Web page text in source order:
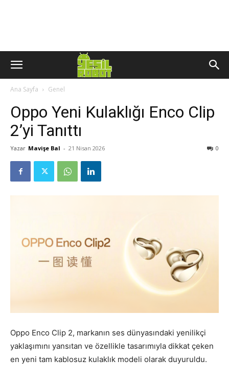
Ana Sayfa Genel
Oppo Yeni Kulaklığı Enco Clip
2’yi Tanıttı
Yazar Mavişe Bal - 21 Nisan 2026 0
Oppo Enco Clip 2, markanın ses dünyasındaki yenilikçi
yaklaşımını yansıtan ve özellikle tasarımıyla dikkat çeken
en yeni tam kablosuz kulaklık modeli olarak duyuruldu.